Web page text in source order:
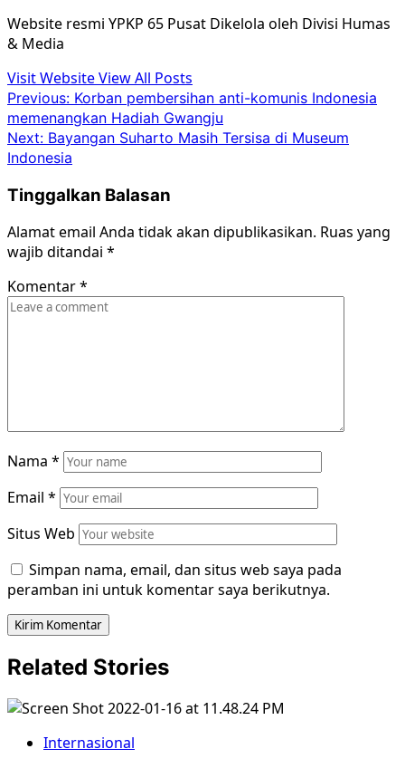
Website resmi YPKP 65 Pusat Dikelola oleh Divisi Humas
& Media
Visit WebsiteView All Posts
Post
navigation
Previous: Korban pembersihan anti-komunis Indonesia
memenangkan Hadiah Gwangju
Next: Bayangan Suharto Masih Tersisa di Museum
Indonesia
Tinggalkan Balasan
Alamat email Anda tidak akan dipublikasikan. Ruas yang
wajib ditandai *
Komentar*
Nama *
Email *
Situs Web
Simpan nama, email, dan situs web saya pada
peramban ini untuk komentar saya berikutnya.
Related Stories
Internasional